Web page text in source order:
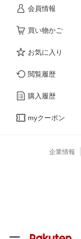
会員情報
買い物かご
お気に入り
閲覧履歴
購入履歴
myクーポン
企業情報